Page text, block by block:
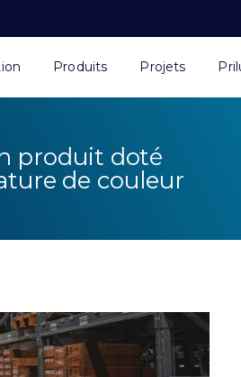
Produits Projets
produit doté
de couleur